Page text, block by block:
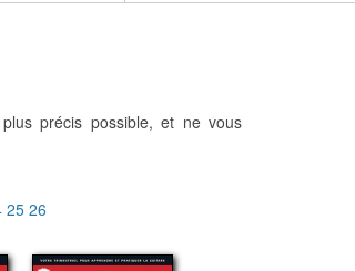
précis possible, et ne vous
25 26